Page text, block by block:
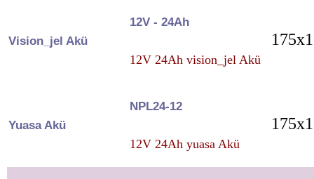
Vision_jel Akü
12V - 24Ah
12V 24Ah vision_jel Akü
Yuasa Akü
NPL24-12
12V 24Ah yuasa Akü